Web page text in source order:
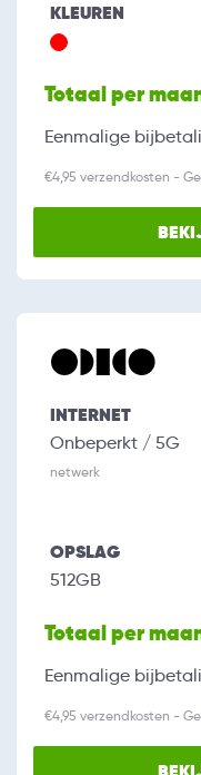
KLEUREN
Totaal per
Eenmalige
€4,95 verzendkosten -
INTERNET
Onbeperkt / 5G
netwerk
OPSLAG
512GB
Totaal per
Eenmalige
€4,95 verzendkosten -